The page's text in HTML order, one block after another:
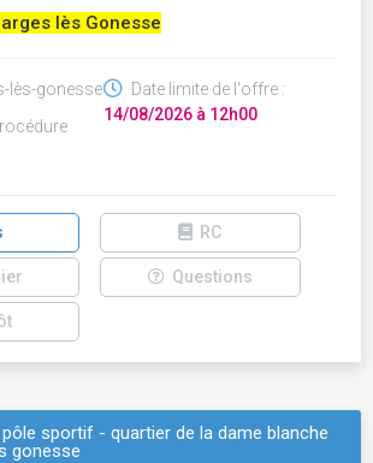
lès Gonesse
lès-gonesse
Date limite de l'offre :
14/08/2026 à 12h00
RC
Questions
sportif - quartier de la dame blanche
gonesse